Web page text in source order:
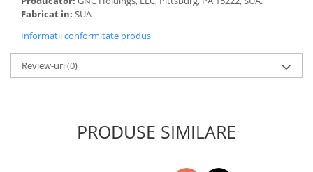
Fabricat in: SUA
Informatii conformitate produs
Review-uri(0)
PRODUSE SIMILARE